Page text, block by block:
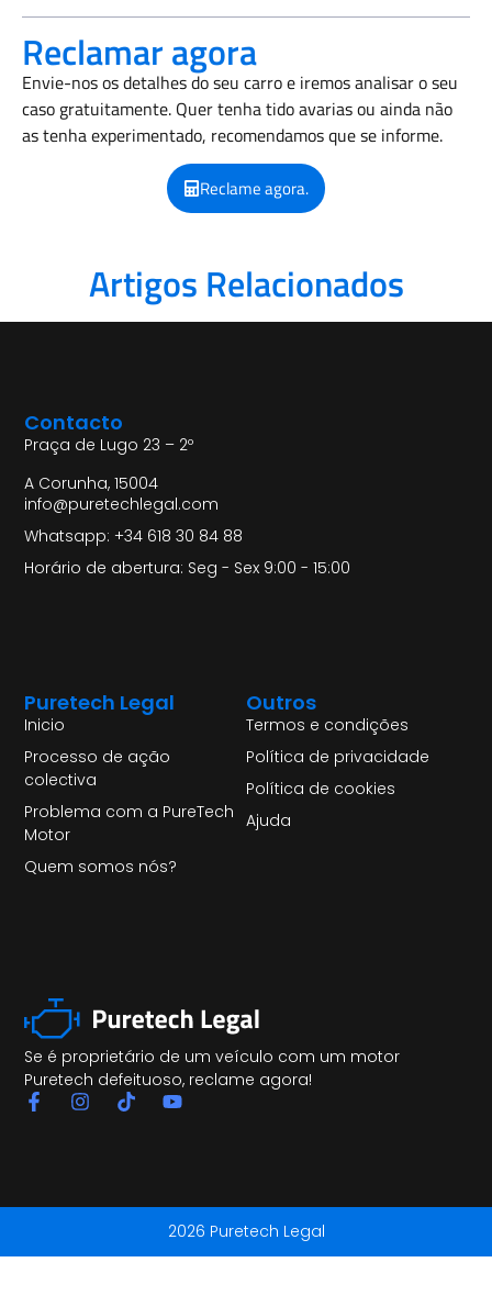
Reclamar agora
Envie-nos os detalhes do seu carro e iremos analisar o seu
caso gratuitamente. Quer tenha tido avarias ou ainda não
as tenha experimentado, recomendamos que se informe.
Reclame agora.
Artigos Relacionados
Se é proprietário de um veículo com um motor
Puretech defeituoso, reclame agora!
Outros
Termos e condições
Política de privacidade
Política de cookies
Ajuda
Puretech Legal
Inicio
Processo de ação
colectiva
Problema com a PureTech
Motor
Quem somos nós?
Contacto
Praça de Lugo 23 – 2º
A Corunha, 15004
info@puretechlegal.com
Whatsapp: +34 618 30 84 88
Horário de abertura: Seg - Sex 9:00 - 15:00
2026 Puretech Legal